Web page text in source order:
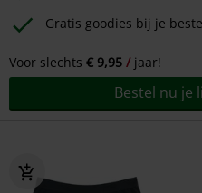
Gratis goodies bij je
Voor slechts € 9,95 jaar!
Bestel nu je